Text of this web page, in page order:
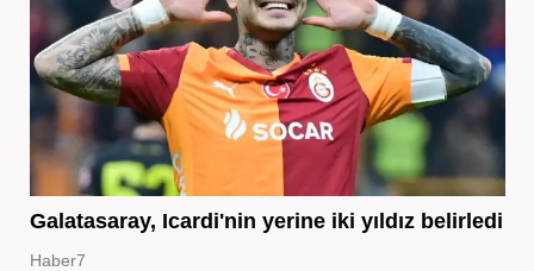
Galatasaray, Icardi'nin yerine iki yıldız belirledi
Haber7